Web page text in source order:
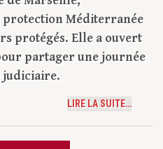
protection Méditerranée
protégés. Elle a ouvert
partager une journée
judiciaire.
LIRE LA SUITE…